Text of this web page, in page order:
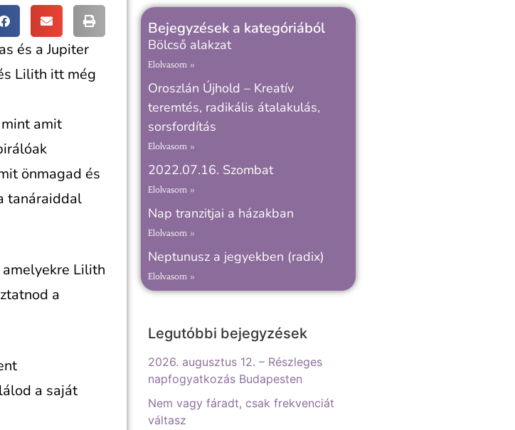
és a Jupiter
Lilith itt még
amit
önmagad és
tanáraiddal
Lilith
a
a saját
Bejegyzések a kategóriából
Bölcső alakzat
Elolvasom »
Oroszlán Újhold – Kreatív
teremtés, radikális átalakulás,
sorsfordítás
Elolvasom »
2022.07.16. Szombat
Elolvasom »
Nap tranzitjai a házakban
Elolvasom »
Neptunusz a jegyekben (radix)
Elolvasom »
Legutóbbi bejegyzések
2026. augusztus 12. – Részleges
napfogyatkozás Budapesten
Nem vagy fáradt, csak frekvenciát
váltasz